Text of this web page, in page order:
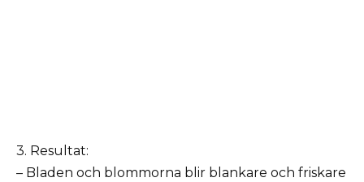
3. Resultat:
– Bladen och blommorna blir blankare och friskare